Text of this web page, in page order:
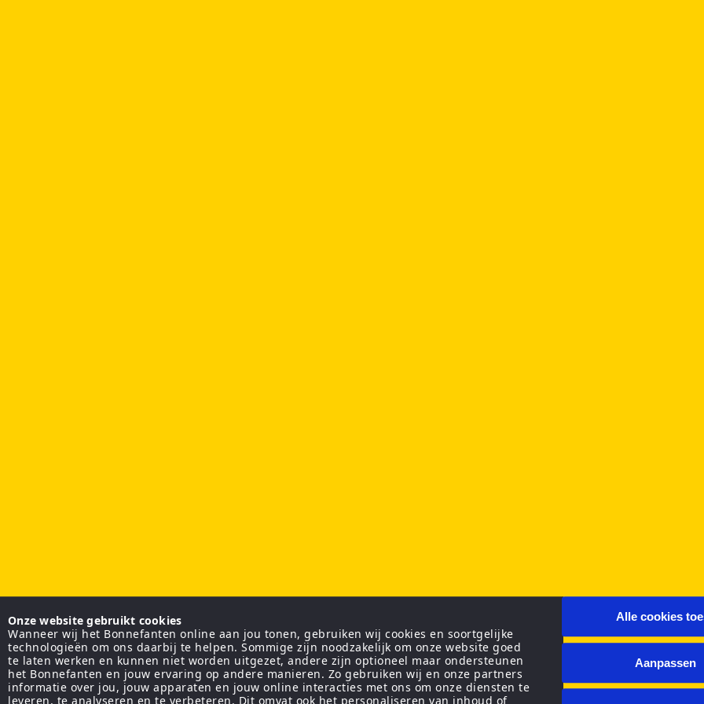
Onze website gebruikt cookies
Wanneer wij het Bonnefanten online aan jou tonen, gebruiken wij cookies en soortgelijke
technologieën om ons daarbij te helpen. Sommige zijn noodzakelijk om onze website goed
te laten werken en kunnen niet worden uitgezet, andere zijn optioneel maar ondersteunen
het Bonnefanten en jouw ervaring op andere manieren. Zo gebruiken wij en onze partners
informatie over jou, jouw apparaten en jouw online interacties met ons om onze diensten te
leveren, te analyseren en te verbeteren. Dit omvat ook het personaliseren van inhoud of
Alle cookies
Aanpassen